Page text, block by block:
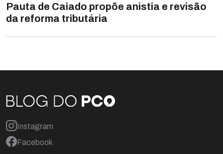
Pauta de Caiado propõe anistia e revisão
da reforma tributária
Instagram
Facebook